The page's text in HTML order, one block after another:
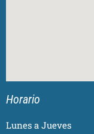
Horario
Lunes a Jueves